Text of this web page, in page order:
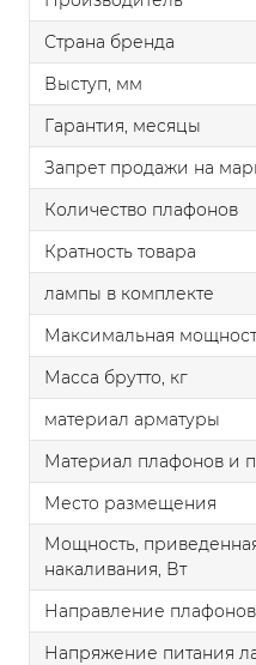
Страна бренда
Выступ, мм
Гарантия, месяцы
Запрет продажи на
Количество плафонов
Кратность товара
лампы в комплекте
Максимальная
Масса брутто, кг
материал арматуры
Материал плафонов и
Место размещения
Мощность,
накаливания, Вт
Направление плафонов
Напряжение питания